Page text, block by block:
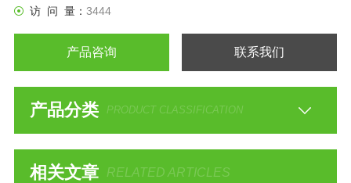
访 问 量： 3444
产品咨询 联系我们
产品分类 PRODUCT CLASSIFICATION
相关文章 RELATED ARTICLES